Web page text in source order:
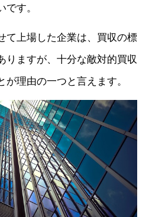
す。
て上場した企業は、買収の標
りますが、十分な敵対的買収
理由の一つと言えます。